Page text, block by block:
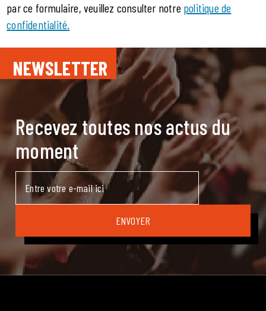
par ce formulaire, veuillez consulter notre politique de
confidentialité.
NEWSLETTER
Recevez toutes nos actus du
moment